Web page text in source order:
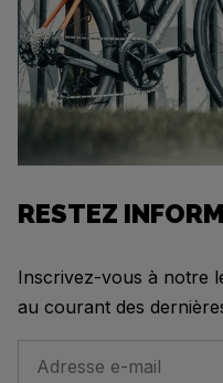
RESTEZ
Inscrivez-vous à notre
au courant des